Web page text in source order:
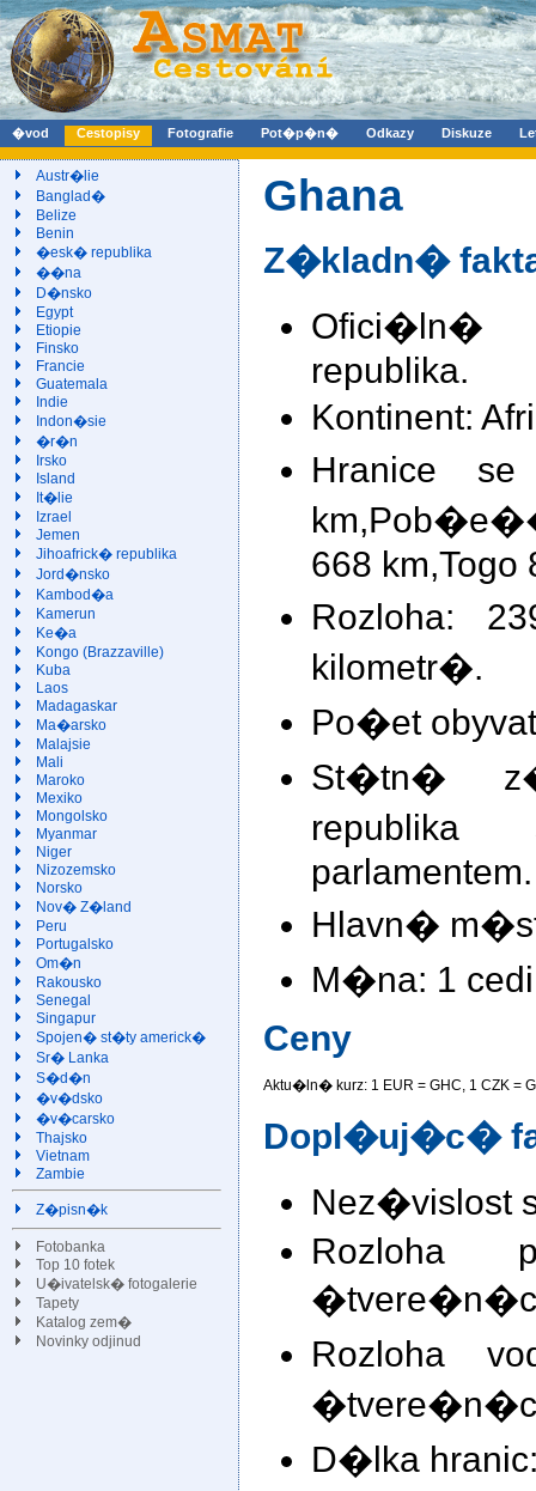
�vod Cestopisy Fotografie Pot�p�n� Odkazy Diskuze
Austr�lie
Banglad�
Belize
Benin
�esk� republika
��na
D�nsko
Egypt
Etiopie
Finsko
Francie
Guatemala
Indie
Indon�sie
�r�n
Irsko
Island
It�lie
Izrael
Jemen
Jihoafrick� republika
Jord�nsko
Kambod�a
Kamerun
Ke�a
Kongo (Brazzaville)
Kuba
Laos
Madagaskar
Ma�arsko
Malajsie
Mali
Maroko
Mexiko
Mongolsko
Myanmar
Niger
Nizozemsko
Norsko
Nov� Z�land
Peru
Portugalsko
Om�n
Rakousko
Senegal
Singapur
Spojen� st�ty americk�
Sr� Lanka
S�d�n
�v�dsko
�v�carsko
Thajsko
Vietnam
Zambie
Z�pisn�k
Fotobanka
Top 10 fotek
U�ivatelsk� fotogalerie
Tapety
Katalog zem�
Novinky odjinud
Ghana
Z�kladn�
Ofici�ln�
republika.
Kontinent:
Hranice
668 km,Togo
Rozloha:
kilometr�.
Po�et
St�tn�
republika
parlamentem.
Hlavn�
M�na: 1
Ceny
Aktu�ln� kurz: 1 EUR = GHC, 1 CZK =
Dopl�uj�c�
Nez�vislost
Rozloha
Rozloha
D�lka